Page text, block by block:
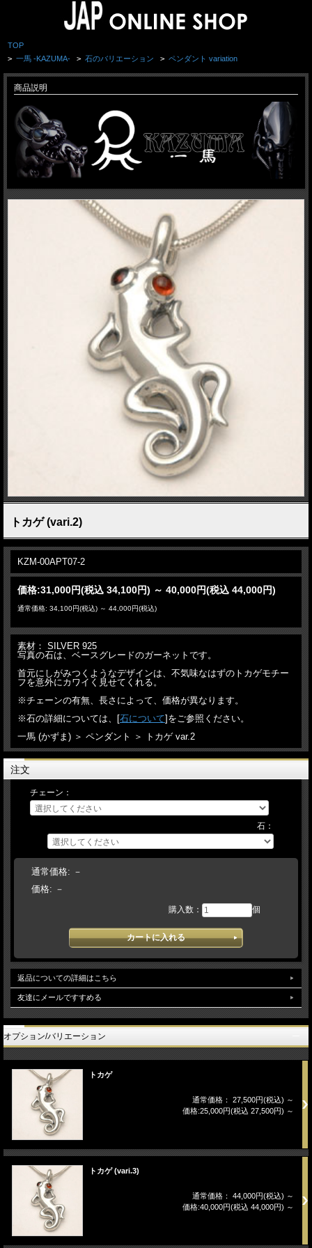
TOP
> 一馬 -KAZUMA- > 石のバリエーション > ペンダント variation
商品説明
トカゲ (vari.2)
KZM-00APT07-2
価格:31,000円(税込 34,100円) ～ 40,000円(税込 44,000円)
通常価格: 34,100円(税込) ～ 44,000円(税込)
素材： SILVER 925
写真の石は、ベースグレードのガーネットです。
首元にしがみつくようなデザインは、不気味なはずのトカゲモチー
フを意外にカワイく見せてくれる。
※チェーンの有無、長さによって、価格が異なります。
※石の詳細については、[石について]をご参照ください。
一馬 (かずま) ＞ ペンダント ＞ トカゲ var.2
注文
チェーン：
石：
通常価格: －
価格: －
購入数： 個
返品についての詳細はこちら
友達にメールですすめる
オプション/バリエーション
トカゲ
通常価格： 27,500円(税込) ～
価格:25,000円(税込 27,500円) ～
トカゲ (vari.3)
通常価格： 44,000円(税込) ～
価格:40,000円(税込 44,000円) ～